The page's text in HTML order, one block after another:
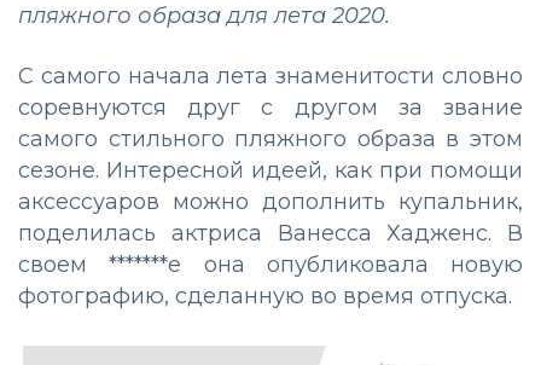
пляжного образа для лета 2020.
С самого начала лета знаменитости словно
соревнуются друг с другом за звание
самого стильного пляжного образа в этом
сезоне. Интересной идеей, как при помощи
аксессуаров можно дополнить купальник,
поделилась актриса Ванесса Хадженс. В
своем *******е она опубликовала новую
фотографию, сделанную во время отпуска.